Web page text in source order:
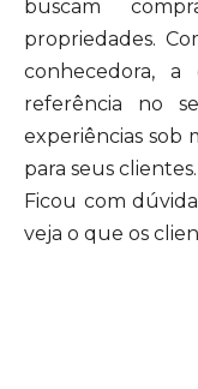
buscam
propriedades.
conhecedora,
referência no
experiências sob
para seus clientes.
Ficou com
veja o que os